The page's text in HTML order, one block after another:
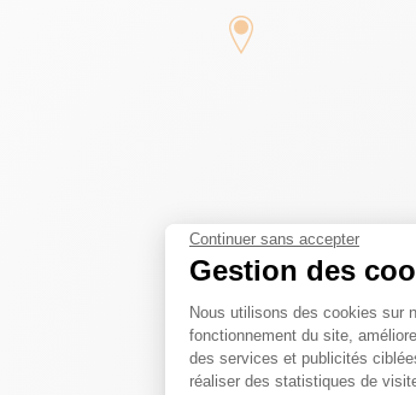
Continuer sans accepter
Gestion des
Plateforme de
Nous utilisons des cookies sur
fonctionnement du site,
des services et publicités
réaliser des statistiques de